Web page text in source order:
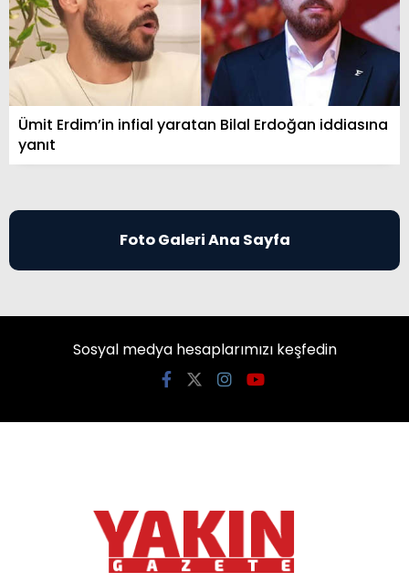
Ümit Erdim’in infial yaratan Bilal Erdoğan iddiasına
yanıt
Foto Galeri Ana Sayfa
Sosyal medya hesaplarımızı keşfedin